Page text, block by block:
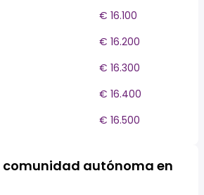
€ 16.100
€ 16.200
€ 16.300
€ 16.400
€ 16.500
comunidad autónoma en